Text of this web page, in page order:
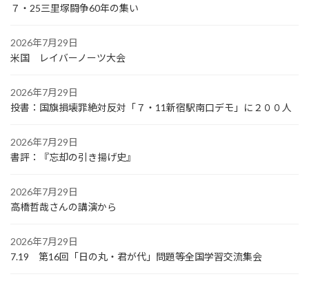
７・25三里塚闘争60年の集い
2026年7月29日
米国 レイバーノーツ大会
2026年7月29日
投書：国旗損壊罪絶対反対「７・11新宿駅南口デモ」に２００人
2026年7月29日
書評：『忘却の引き揚げ史』
2026年7月29日
高橋哲哉さんの講演から
2026年7月29日
7.19 第16回「日の丸・君が代」問題等全国学習交流集会